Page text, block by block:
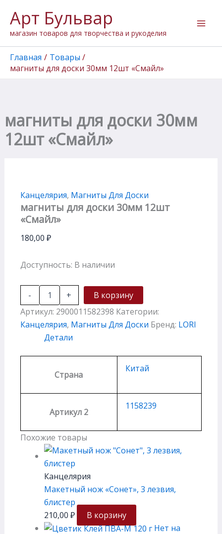
содержимому
Арт Бульвар
магазин товаров для творчества и рукоделия
Главная
Товары
магниты для доски 30мм 12шт «Смайл»
магниты для доски 30мм
12шт «Смайл»
Канцелярия, Магниты Для Доски
магниты для доски 30мм 12шт
«Смайл»
180,00 ₽
Доступность: В наличии
-
товара
магниты
для
доски
30мм
"Смайл"
+
В корзину
Артикул: 2900011582398 Категории:
Канцелярия, Магниты Для Доски Бренд: LORI
Детали
Страна
Китай
Артикул 2
1158239
Похожие товары
Канцелярия
Макетный нож «Сонет», 3 лезвия,
блистер
210,00 ₽
В корзину
Нет на